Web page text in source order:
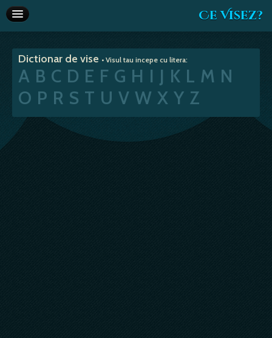
Ce Visez?
Interpretare vise
Articole
Va recomandam
Dictionar de vise • Visul tau incepe cu litera:
A B C D E F G H I J K L M N
O P R S T U V W X Y Z